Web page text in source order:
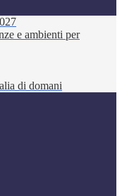
e ambienti per
di domani